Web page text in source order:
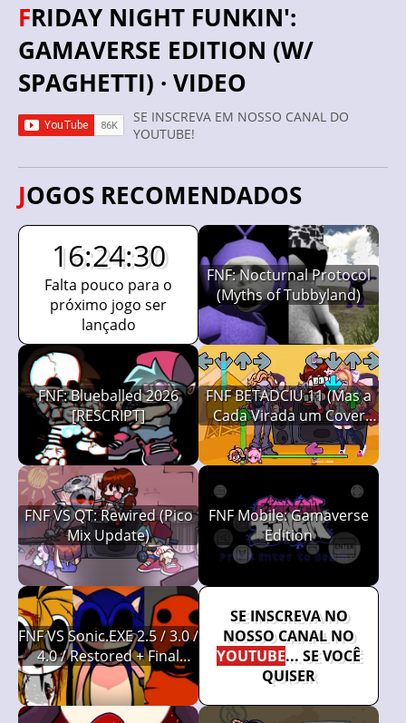
FRIDAY NIGHT FUNKIN':
GAMAVERSE EDITION (W/
SPAGHETTI) · VIDEO
SE INSCREVA EM NOSSO CANAL DO
YOUTUBE!
JOGOS RECOMENDADOS
16:24:29
Falta pouco para o
próximo jogo ser
lançado
FNF: Nocturnal Protocol
(Myths of Tubbyland)
FNF: Blueballed 2026
[RESCRIPT]
FNF BETADCIU 11 (Mas a
Cada Virada um Cover
Diferente é Usado, Friday
Night Funkin')
FNF VS QT: Rewired (Pico
Mix Update)
FNF Mobile: Gamaverse
Edition
FNF VS Sonic.EXE 2.5 / 3.0 /
4.0 / Restored + Final
Escape
SE INSCREVA NO
NOSSO CANAL NO
YOUTUBE... SE VOCÊ
QUISER